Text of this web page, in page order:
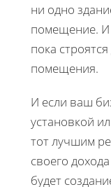
ни одно
помещение. И
пока
помещения.
И если ваш
установкой
тот лучшим
своего
будет